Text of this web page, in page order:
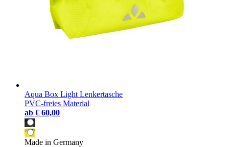
Aqua Box Light Lenkertasche
PVC-freies Material
ab € 60,00
Made in Germany